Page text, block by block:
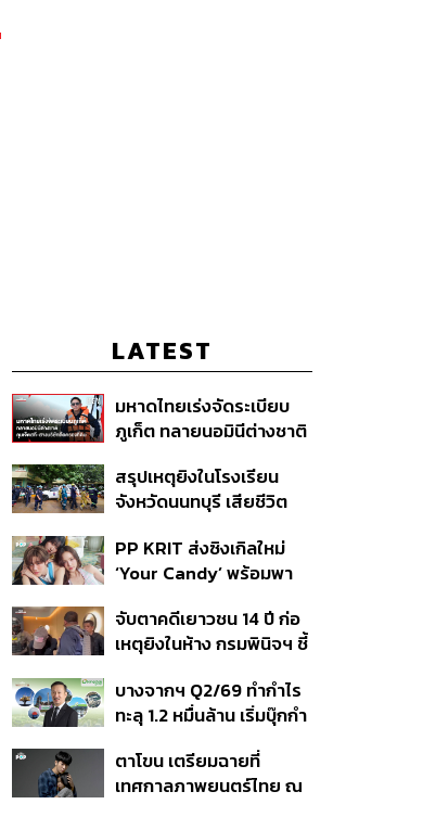
LATEST
มหาดไทยเร่งจัดระเบียบ
ภูเก็ต ทลายนอมินีต่างชาติ
ที่ดิน เคลียร์ใบอนุญาต
โรงแรมค้าง 7 ปี
สรุปเหตุยิงในโรงเรียน
จังหวัดนนทบุรี เสียชีวิต
ปมค้นประวัติคดีกราดยิงที่
สหรัฐฯ
PP KRIT ส่งซิงเกิลใหม่
‘Your Candy’ พร้อมพา
สิกวิดีโอ
จับตาคดีเยาวชน 14 ปี ก่อ
เหตุยิงในห้าง กรมพินิจฯ ชี้
เนื่อง ประเมินปล่อยตัว
บางจากฯ Q2/69 ทำกำไร
ทะลุ 1.2 หมื่นล้าน เริ่มบุ๊กกำ
แรก หนุนรายได้ครึ่งปีทะลุ
3.2 แสนล้าน
ตาโขน เตรียมฉายที่
เทศกาลภาพยนตร์ไทย ณ